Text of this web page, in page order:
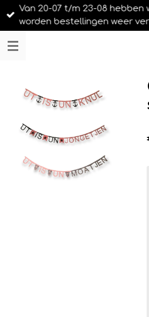
Ga
direct
de
Van 20-07 t/m 23-08 hebben
worden bestellingen weer